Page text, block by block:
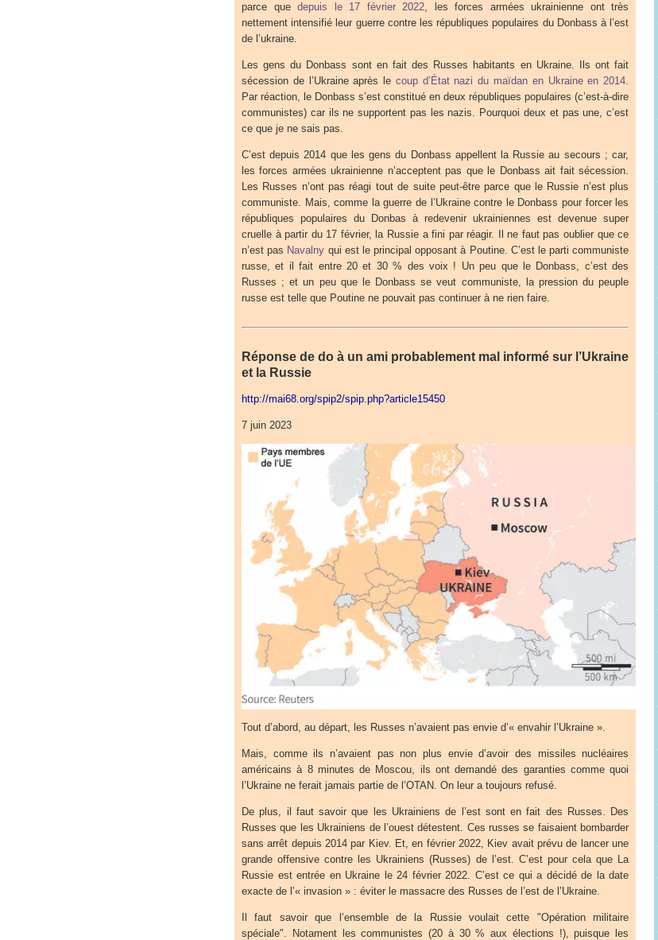
parce quedepuis le 17 février 2022, les forces armées ukrainienne ont très
nettement intensifié leur guerre contre les républiques populaires du Donbass à l’est
de l’ukraine.
Les gens du Donbass sont en fait des Russes habitants en Ukraine. Ils ont fait
sécession de l’Ukraine après le coup d’État nazi du maïdan en Ukraine en 2014.
Par réaction, le Donbass s’est constitué en deux républiques populaires (c’est-à-dire
communistes) car ils ne supportent pas les nazis. Pourquoi deux et pas une, c’est
ce que je ne sais pas.
C’est depuis 2014 que les gens du Donbass appellent la Russie au secours ; car,
les forces armées ukrainienne n’acceptent pas que le Donbass ait fait sécession.
Les Russes n’ont pas réagi tout de suite peut-être parce que le Russie n’est plus
communiste. Mais, comme la guerre de l’Ukraine contre le Donbass pour forcer les
républiques populaires du Donbas à redevenir ukrainiennes est devenue super
cruelle à partir du 17 février, la Russie a fini par réagir. Il ne faut pas oublier que ce
n’est pas Navalny qui est le principal opposant à Poutine. C’est le parti communiste
russe, et il fait entre 20 et 30 % des voix ! Un peu que le Donbass, c’est des
Russes ; et un peu que le Donbass se veut communiste, la pression du peuple
russe est telle que Poutine ne pouvait pas continuer à ne rien faire.
Réponse de do à un ami probablement mal informé sur l’Ukraine
et la Russie
http://mai68.org/spip2/spip.php?article15450
7 juin 2023
Tout d’abord, au départ, les Russes n’avaient pas envie d’« envahir l’Ukraine ».
Mais, comme ils n’avaient pas non plus envie d’avoir des missiles nucléaires
américains à 8 minutes de Moscou, ils ont demandé des garanties comme quoi
l’Ukraine ne ferait jamais partie de l’OTAN. On leur a toujours refusé.
De plus, il faut savoir que les Ukrainiens de l’est sont en fait des Russes. Des
Russes que les Ukrainiens de l’ouest détestent. Ces russes se faisaient bombarder
sans arrêt depuis 2014 par Kiev. Et, en février 2022, Kiev avait prévu de lancer une
grande offensive contre les Ukrainiens (Russes) de l’est. C’est pour cela que La
Russie est entrée en Ukraine le 24 février 2022. C’est ce qui a décidé de la date
exacte de l’« invasion » : éviter le massacre des Russes de l’est de l’Ukraine.
Il faut savoir que l’ensemble de la Russie voulait cette "Opération militaire
spéciale". Notament les communistes (20 à 30 % aux élections !), puisque les